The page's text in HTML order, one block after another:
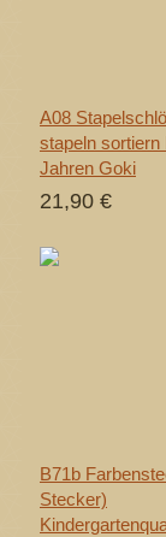
A08
stapeln sortiern
Jahren Goki
21,90 €
B71b
Stecker)